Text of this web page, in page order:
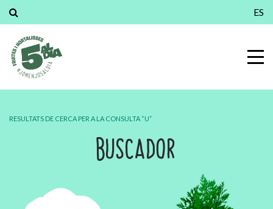
ES
RESULTATS DE CERCA PER A LA CONSULTA “U”
BUSCADOR